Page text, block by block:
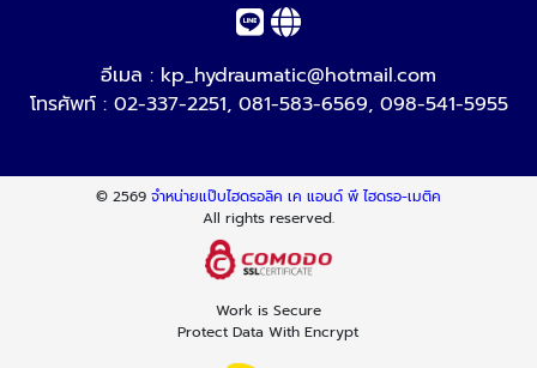
อีเมล : kp_hydraumatic@hotmail.com
โทรศัพท์ : 02-337-2251, 081-583-6569, 098-541-5955
© 2569 จำหน่ายแป๊บไฮดรอลิค เค แอนด์ พี ไฮดรอ-เมติค
All rights reserved.
Work is Secure
Protect Data With Encrypt